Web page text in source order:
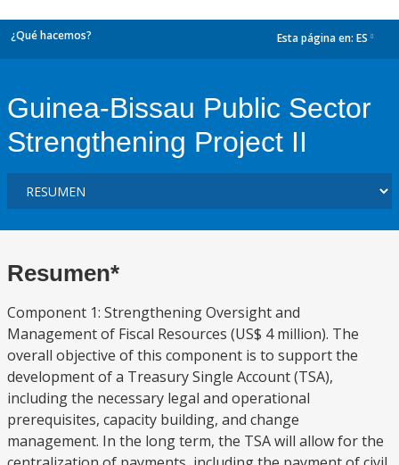
¿Qué hacemos? Esta página en: ES
Guinea-Bissau Public Sector
Strengthening Project II
Resumen*
Component 1: Strengthening Oversight and
Management of Fiscal Resources (US$ 4 million). The
overall objective of this component is to support the
development of a Treasury Single Account (TSA),
including the necessary legal and operational
prerequisites, capacity building, and change
management. In the long term, the TSA will allow for the